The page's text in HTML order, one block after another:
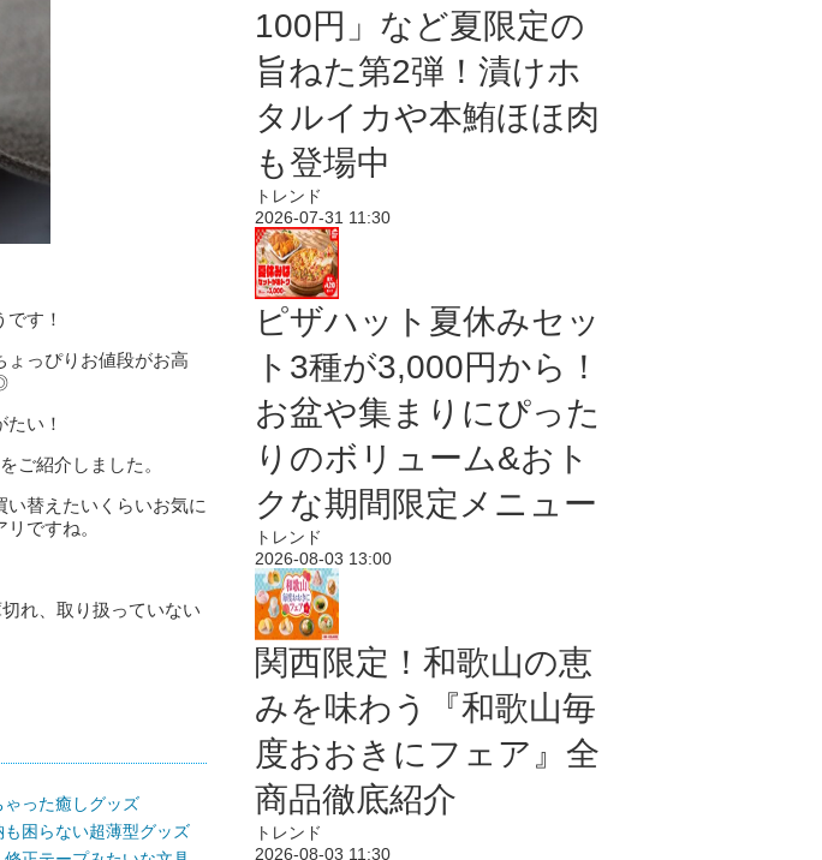
す！
ょっぴりお値段がお高
い！
ご紹介しました。
替えたいくらいお気に
ですね。
れ、取り扱っていない
った癒しグッズ
困らない超薄型グッズ
100円」など夏限定の
旨ねた第2弾！漬けホ
タルイカや本鮪ほほ肉
も登場中
トレンド
2026-07-31 11:30
ピザハット夏休みセッ
ト3種が3,000円から！
お盆や集まりにぴった
りのボリューム&おト
クな期間限定メニュー
トレンド
2026-08-03 13:00
関西限定！和歌山の恵
みを味わう『和歌山毎
度おおきにフェア』全
商品徹底紹介
トレンド
2026-08-03 11:30